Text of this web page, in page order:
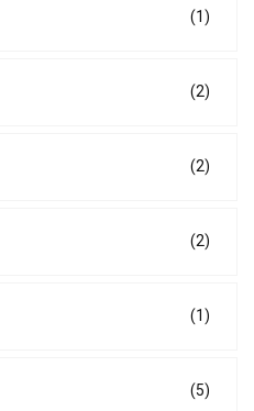
(1)
(2)
(2)
(2)
(1)
(5)